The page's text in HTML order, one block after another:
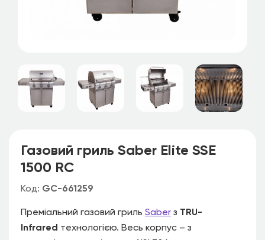
Газовий гриль Saber Elite SSE
1500 RC
Код: GC-661259
Преміальний газовий гриль Saber з TRU-
Infrared технологією. Весь корпус – з